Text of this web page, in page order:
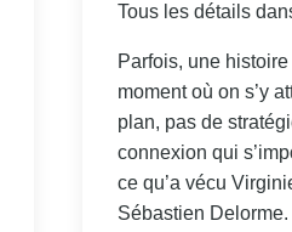
Tous les détails
Parfois, une histoire
moment où on s’y
plan, pas de
connexion qui
ce qu’a vécu
Sébastien